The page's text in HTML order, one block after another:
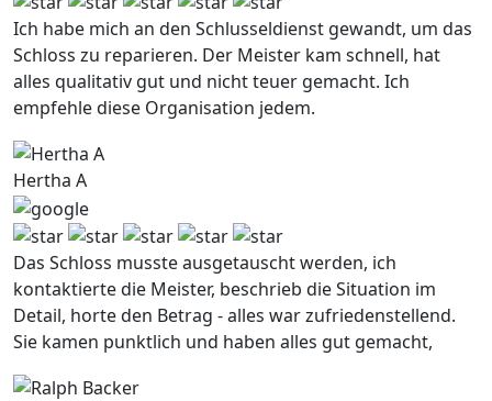
Ich habe mich an den Schlusseldienst gewandt, um das
Schloss zu reparieren. Der Meister kam schnell, hat
alles qualitativ gut und nicht teuer gemacht. Ich
empfehle diese Organisation jedem.
Hertha A
Das Schloss musste ausgetauscht werden, ich
kontaktierte die Meister, beschrieb die Situation im
Detail, horte den Betrag - alles war zufriedenstellend.
Sie kamen punktlich und haben alles gut gemacht,